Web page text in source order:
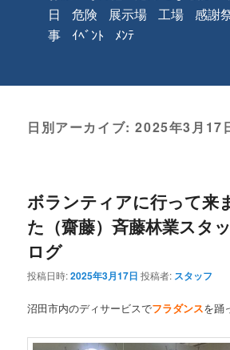
日
危険 展示場 工場 感謝
事
ｲﾍﾞﾝﾄ ﾒﾝﾃ
日別アーカイブ:2025年3月17
ボランティアに行って来
た（齋藤）斉藤林業スタ
ログ
投稿日時:2025年3月17日 投稿者: スタッフ
沼田市内のディサービスでフラダンスを踊